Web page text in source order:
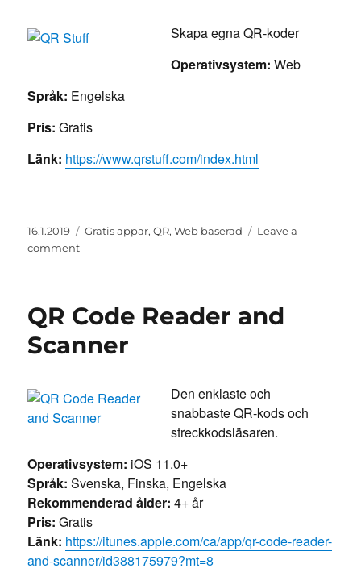
Skapa egna QR-koder
Operativsystem: Web
Språk: Engelska
Pris: Gratis
Länk: https://www.qrstuff.com/index.html
Posted
on
16.1.2019 Categories
Gratis appar,QR,Web baserad
Leave a
commenton
QR Code Reader and
Scanner
Den enklaste och
snabbaste QR-kods och
streckkodsläsaren.
Operativsystem: iOS 11.0+
Språk: Svenska, Finska, Engelska
Rekommenderad ålder: 4+ år
Pris: Gratis
Länk: https://itunes.apple.com/ca/app/qr-code-reader-
and-scanner/id388175979?mt=8